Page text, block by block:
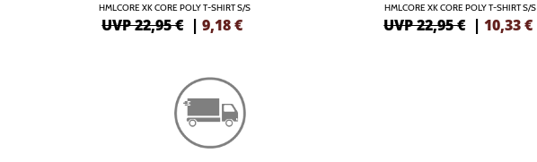
HMLCORE XK CORE POLY T-SHIRT S/S
UVP 22,95 € |9,18€
HMLCORE XK CORE POLY T-SHIRT S/S
UVP 22,95 € |10,33€